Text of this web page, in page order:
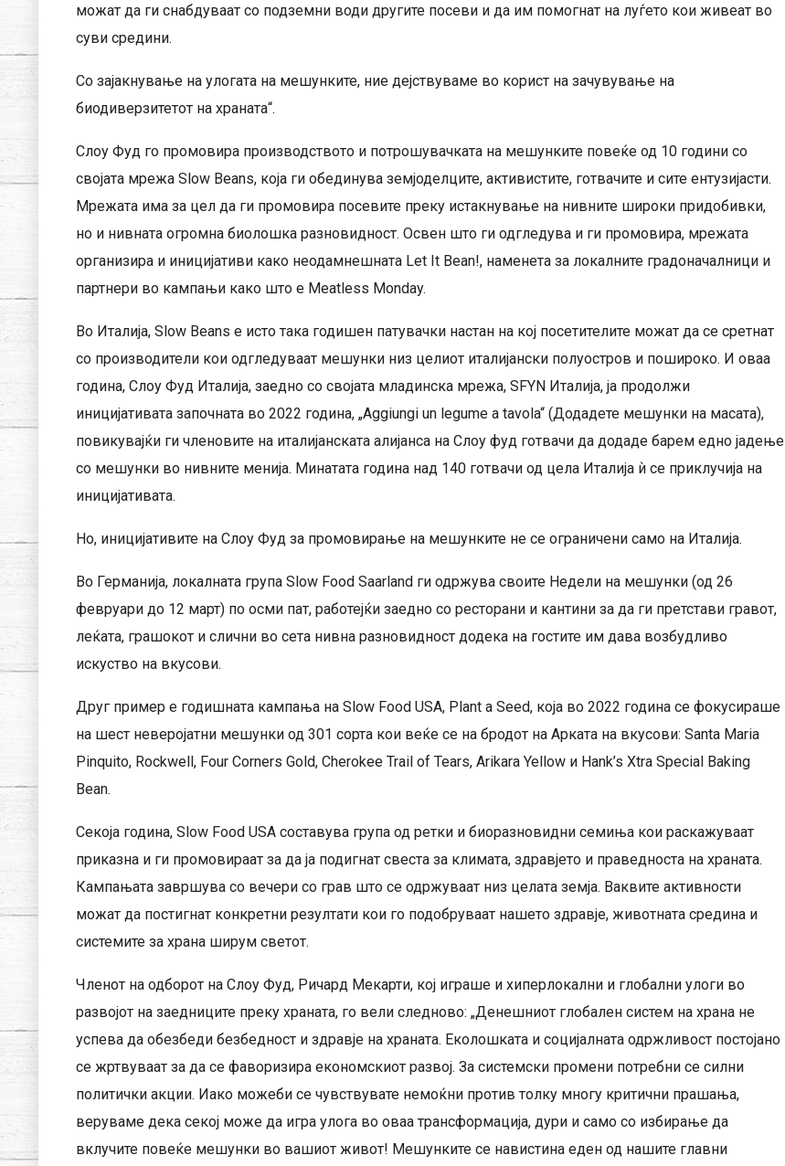
можат да ги снабдуваат со подземни води другите посеви и да им помогнат на луѓето кои живеат во
суви средини.
Со зајакнување на улогата на мешунките, ние дејствуваме во корист на зачувување на
биодиверзитетот на храната“.
Слоу Фуд го промовира производството и потрошувачката на мешунките повеќе од 10 години со
својата мрежа Slow Beans, која ги обединува земјоделците, активистите, готвачите и сите ентузијасти.
Мрежата има за цел да ги промовира посевите преку истакнување на нивните широки придобивки,
но и нивната огромна биолошка разновидност. Освен што ги одгледува и ги промовира, мрежата
организира и иницијативи како неодамнешната Let It Bean!, наменета за локалните градоначалници и
партнери во кампањи како што е Meatless Monday.
Во Италија, Slow Beans е исто така годишен патувачки настан на кој посетителите можат да се сретнат
со производители кои одгледуваат мешунки низ целиот италијански полуостров и пошироко. И оваа
година, Слоу Фуд Италија, заедно со својата младинска мрежа, SFYN Италија, ја продолжи
иницијативата започната во 2022 година, „Aggiungi un legume a tavola“ (Додадете мешунки на масата),
повикувајќи ги членовите на италијанската алијанса на Слоу фуд готвачи да додаде барем едно јадење
со мешунки во нивните менија. Минатата година над 140 готвачи од цела Италија ѝ се приклучија на
иницијативата.
Но, иницијативите на Слоу Фуд за промовирање на мешунките не се ограничени само на Италија.
Во Германија, локалната група Slow Food Saarland ги одржува своите Недели на мешунки (од 26
февруари до 12 март) по осми пат, работејќи заедно со ресторани и кантини за да ги претстави гравот,
леќата, грашокот и слични во сета нивна разновидност додека на гостите им дава возбудливо
искуство на вкусови.
Друг пример е годишната кампања на Slow Food USA, Plant a Seed, која во 2022 година се фокусираше
на шест неверојатни мешунки од 301 сорта кои веќе се на бродот на Арката на вкусови: Santa Maria
Pinquito, Rockwell, Four Corners Gold, Cherokee Trail of Tears, Arikara Yellow и Hank’s Xtra Special Baking
Bean.
Секоја година, Slow Food USA составува група од ретки и биоразновидни семиња кои раскажуваат
приказна и ги промовираат за да ја подигнат свеста за климата, здравјето и праведноста на храната.
Кампањата завршува со вечери со грав што се одржуваат низ целата земја. Ваквите активности
можат да постигнат конкретни резултати кои го подобруваат нашето здравје, животната средина и
системите за храна ширум светот.
Членот на одборот на Слоу Фуд, Ричард Мекарти, кој играше и хиперлокални и глобални улоги во
развојот на заедниците преку храната, го вели следново: „Денешниот глобален систем на храна не
успева да обезбеди безбедност и здравје на храната. Еколошката и социјалната одржливост постојано
се жртвуваат за да се фаворизира економскиот развој. За системски промени потребни се силни
политички акции. Иако можеби се чувствувате немоќни против толку многу критични прашања,
веруваме дека секој може да игра улога во оваа трансформација, дури и само со избирање да
вклучите повеќе мешунки во вашиот живот! Мешунките се навистина еден од нашите главни